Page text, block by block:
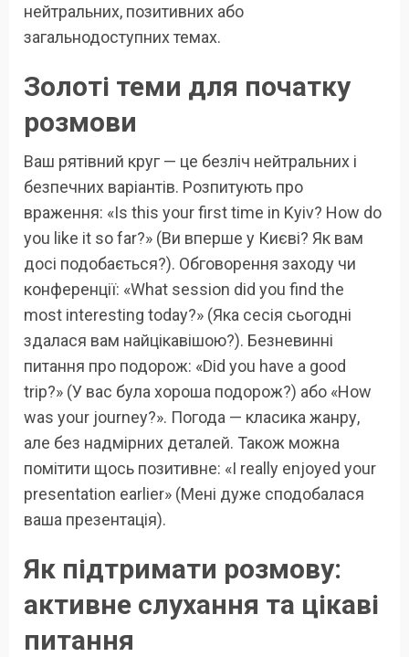
нейтральних, позитивних або
загальнодоступних темах.
Золоті теми для початку
розмови
Ваш рятівний круг — це безліч нейтральних і
безпечних варіантів. Розпитують про
враження: «Is this your first time in Kyiv? How do
you like it so far?» (Ви вперше у Києві? Як вам
досі подобається?). Обговорення заходу чи
конференції: «What session did you find the
most interesting today?» (Яка сесія сьогодні
здалася вам найцікавішою?). Безневинні
питання про подорож: «Did you have a good
trip?» (У вас була хороша подорож?) або «How
was your journey?». Погода — класика жанру,
але без надмірних деталей. Також можна
помітити щось позитивне: «I really enjoyed your
presentation earlier» (Мені дуже сподобалася
ваша презентація).
Як підтримати розмову:
активне слухання та цікаві
питання